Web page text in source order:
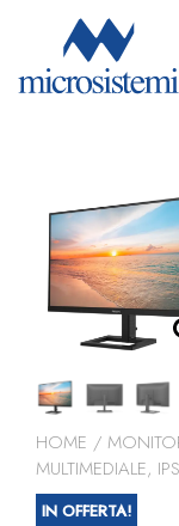
contenuto
HOME /
MULTIMEDIALE,
IN OFFERTA!